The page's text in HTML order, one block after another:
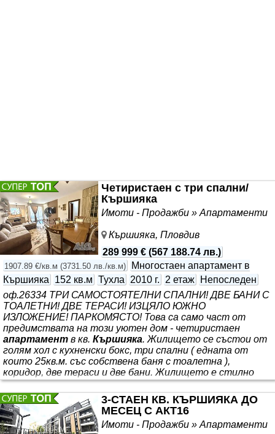
Четиристаен с три спални/
Кършияка
Имоти - Продажби » Апартаменти
Кършияка, Пловдив
289 999 € (567 188.74 лв.)
1907.89 €/кв.м (3731.50 лв./кв.м)
Многостаен апартамент в
Кършияка 152 кв.м Тухла 2010 г. 2 етаж
Непоследен
оф.26334 ТРИ САМОСТОЯТЕЛНИ СПАЛНИ! ДВЕ БАНИ С
ТОАЛЕТНИ! ДВЕ ТЕРАСИ! ИЗЦЯЛО ЮЖНО
ИЗЛОЖЕНИЕ! ПАРКОМЯСТО! Това са само част от
предимствата на този уютен дом - четиристаен
апартамент в кв. Кършияка. Жилището се състои от
голям хол с кухненски бокс, три спални ( едната от
които 25кв.м. със собствена баня с тоалетна ),
коридор, две тераси и две бани. Жилището е стилно
завършено и обзаведено и се продава с цялото
обзавеждане. Къмапартаментаможе да бъде закупено
и ПАРКОМЯСТО на цена от 20 000€! Авангард Риъл
Естейт предлага Висока сигурност при покупка на
имот и цялостно съдействие до финализиране
3-СТАЕН КВ. КЪРШИЯКА ДО
МЕСЕЦ С АКТ16
Имоти - Продажби » Апартаменти